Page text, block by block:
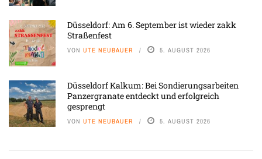
Düsseldorf: Am 6. September ist wieder zakk
Straßenfest
VON UTE NEUBAUER 5. AUGUST 2026
Düsseldorf Kalkum: Bei Sondierungsarbeiten
Panzergranate entdeckt und erfolgreich
gesprengt
VON UTE NEUBAUER 5. AUGUST 2026